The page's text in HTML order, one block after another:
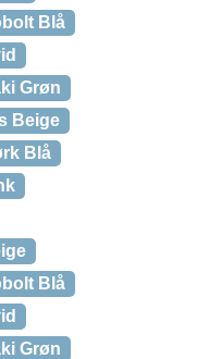
Blå
Grøn
Beige
Blå
Blå
Grøn